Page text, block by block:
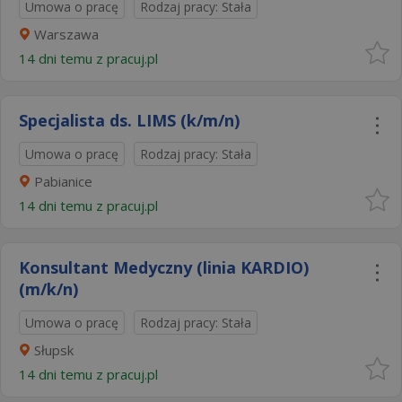
Umowa o pracę Rodzaj pracy: Stała
Warszawa
14 dni temu z pracuj.pl
Specjalista ds. LIMS (k/m/n)
Umowa o pracę Rodzaj pracy: Stała
Pabianice
14 dni temu z pracuj.pl
Konsultant Medyczny (linia KARDIO)
(m/k/n)
Umowa o pracę Rodzaj pracy: Stała
Słupsk
14 dni temu z pracuj.pl